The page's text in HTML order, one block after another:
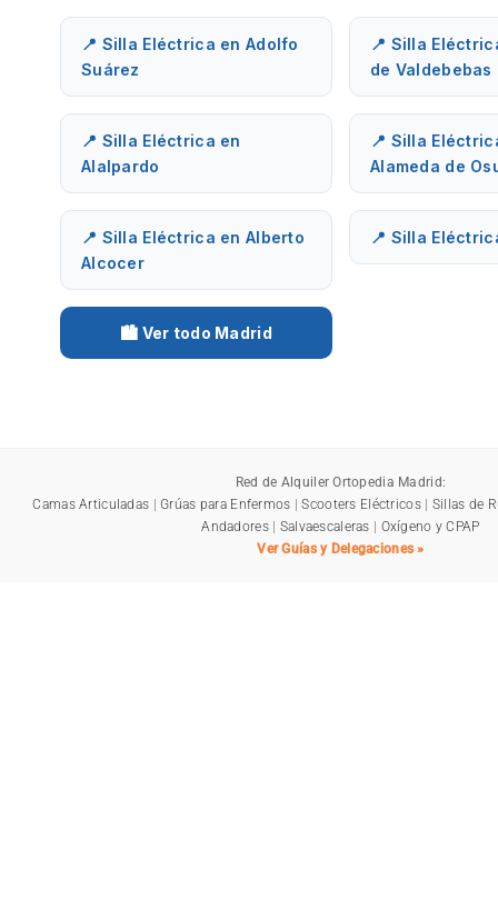
📍 Silla Eléctrica en Adolfo
Suárez
📍 Silla
de Valdebebas
📍 Silla Eléctrica en
Alalpardo
📍 Silla
Alameda de
📍 Silla Eléctrica en Alberto
Alcocer
📍 Silla
🏙️ Ver todo Madrid
Red de Alquiler Ortopedia Madrid:
Camas Articuladas |Grúas para Enfermos |Scooters Eléctricos| Sillas de
Andadores| Salvaescaleras | Oxígeno y CPAP
Ver Guías y Delegaciones »